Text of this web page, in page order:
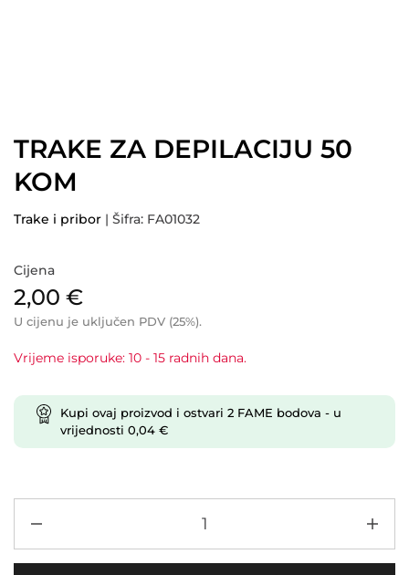
TRAKE ZA DEPILACIJU 50
KOM
Trake i pribor | Šifra: FA01032
Cijena
2,00 €
U cijenu je uključen PDV (25%).
Vrijeme isporuke: 10 - 15 radnih dana.
Kupi ovaj proizvod i ostvari 2 FAME bodova - u
vrijednosti 0,04 €